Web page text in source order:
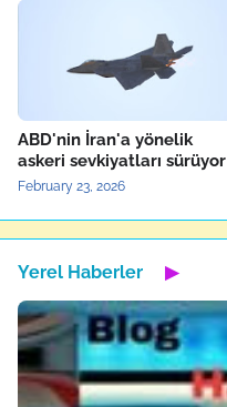
ABD'nin İran'a yönelik
askeri sevkiyatları sürüyor
February 23, 2026
Yerel Haberler ▶